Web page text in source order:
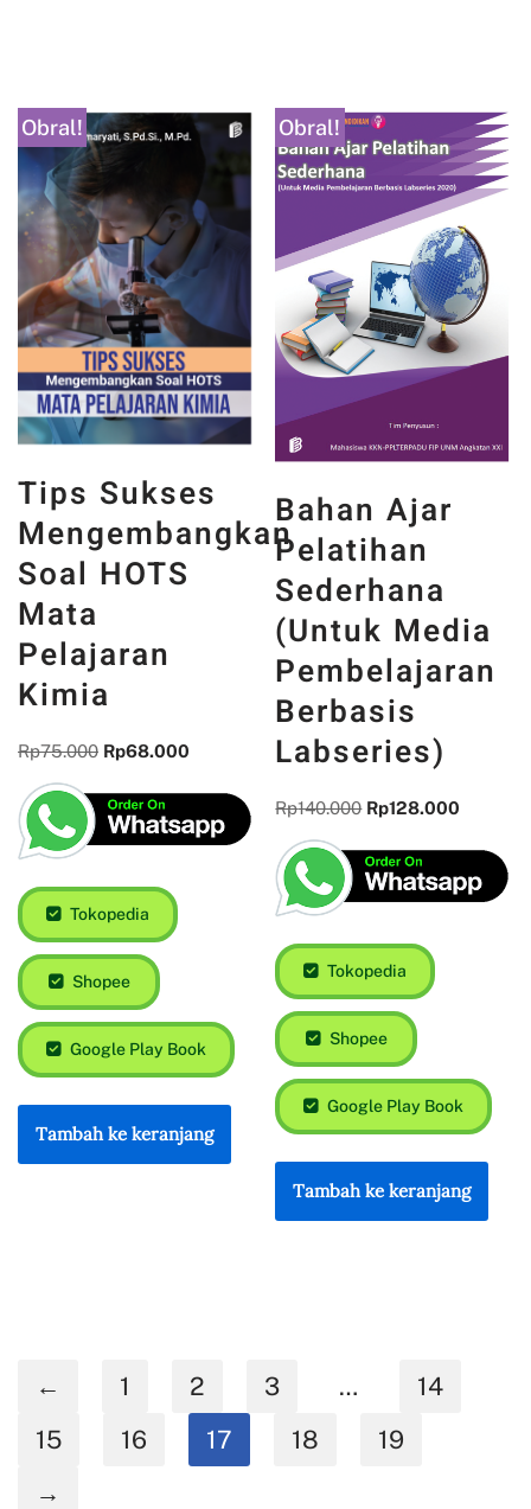
Obral!
Tips Sukses
Mengembangkan
Soal HOTS
Mata
Pelajaran
Kimia
Rp75.000 Rp68.000
Tokopedia
Shopee
Google Play Book
Tambah ke keranjang
Obral!
Bahan Ajar
Pelatihan
Sederhana
(Untuk Media
Pembelajaran
Berbasis
Labseries)
Rp140.000 Rp128.000
Tokopedia
Shopee
Google Play Book
Tambah ke keranjang
← 1 2 3 …
14
15
16 17 18
19
→